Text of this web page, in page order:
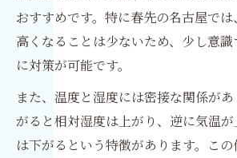
おすすめです。特に春先の名古屋で
高くなることは少ないため、少し意
に対策が可能です。
また、温度と湿度には密接な関係が
がると相対湿度は上がり、逆に気温
は下がるという特徴があります。こ